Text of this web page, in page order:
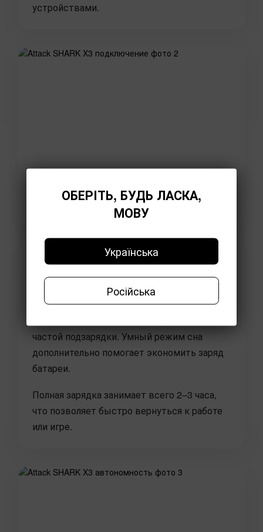
устройствами.
До 200 часов автономной
работы
Встроенный аккумулятор обеспечивает до
частой подзарядки. Умный режим сна
дополнительно помогает экономить заряд
батареи.
Полная зарядка занимает всего 2–3 часа,
что позволяет быстро вернуться к работе
или игре.
ОБЕРІТЬ, БУДЬ ЛАСКА,
МОВУ
Українська
Російська